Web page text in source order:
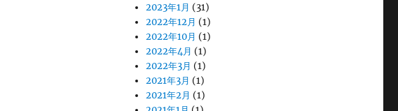
2023年1月 (31)
2022年12月 (1)
2022年10月 (1)
2022年4月 (1)
2022年3月 (1)
2021年3月 (1)
2021年2月 (1)